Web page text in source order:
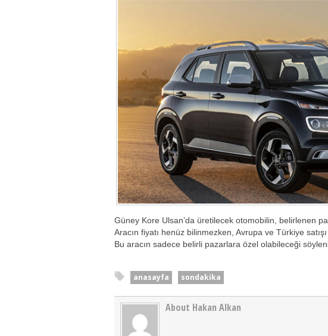
Güney Kore Ulsan’da üretilecek otomobilin, belirlenen
Aracın fiyatı henüz bilinmezken, Avrupa ve Türkiye
Bu aracın sadece belirli pazarlara özel olabileceği
anasayfa sondakika
About Hakan Alkan